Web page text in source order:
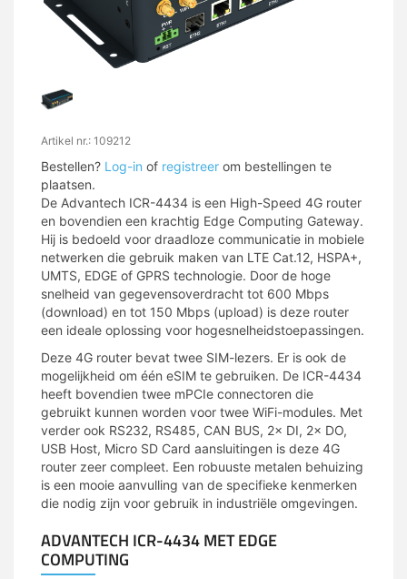
Artikel nr.: 109212
Bestellen? Log-in of registreer om bestellingen te
plaatsen.
De Advantech ICR-4434 is een High-Speed 4G router
en bovendien een krachtig Edge Computing Gateway.
Hij is bedoeld voor draadloze communicatie in mobiele
netwerken die gebruik maken van LTE Cat.12, HSPA+,
UMTS, EDGE of GPRS technologie. Door de hoge
snelheid van gegevensoverdracht tot 600 Mbps
(download) en tot 150 Mbps (upload) is deze router
een ideale oplossing voor hogesnelheidstoepassingen.
Deze 4G router bevat twee SIM-lezers. Er is ook de
mogelijkheid om één eSIM te gebruiken. De ICR-4434
heeft bovendien twee mPCIe connectoren die
gebruikt kunnen worden voor twee WiFi-modules. Met
verder ook RS232, RS485, CAN BUS, 2× DI, 2× DO,
USB Host, Micro SD Card aansluitingen is deze 4G
router zeer compleet. Een robuuste metalen behuizing
is een mooie aanvulling van de specifieke kenmerken
die nodig zijn voor gebruik in industriële omgevingen.
ADVANTECH ICR-4434 MET EDGE
COMPUTING